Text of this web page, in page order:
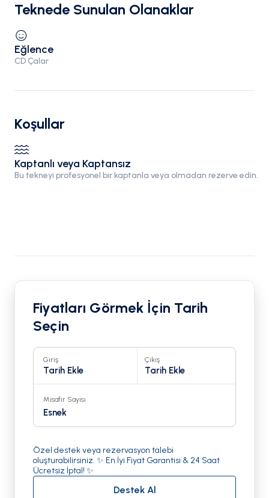
Teknede Sunulan Olanaklar
Eğlence
CD Çalar
Koşullar
Kaptanlı veya Kaptansız
Bu tekneyi profesyonel bir kaptanla veya olmadan rezerve edin.
Fiyatları Görmek İçin Tarih
Seçin
Giriş
Tarih Ekle
Çıkış
Tarih Ekle
Misafir Sayısı
Esnek
Özel destek veya rezervasyon talebi
oluşturabilirsiniz. ✨ En İyi Fiyat Garantisi & 24 Saat
Ücretsiz İptal! ✨
Destek Al